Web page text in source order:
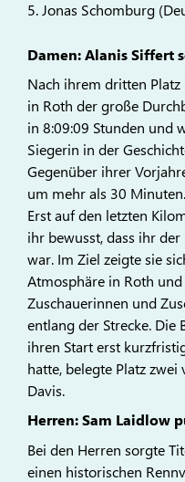
Jonas Schomburg
Damen: Alanis Siffert
Nach ihrem dritten
in Roth der große
in 8:09:09 Stunden und
Siegerin in der
Gegenüber ihrer
um mehr als 30
Erst auf den letzten
ihr bewusst, dass ihr
war. Im Ziel zeigte sie
Atmosphäre in Roth
Zuschauerinnen und
entlang der Strecke. Die
ihren Start erst
hatte, belegte Platz
Davis.
Herren: Sam Laidlow
Bei den Herren sorgte
einen historischen